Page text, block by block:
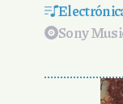
Sony